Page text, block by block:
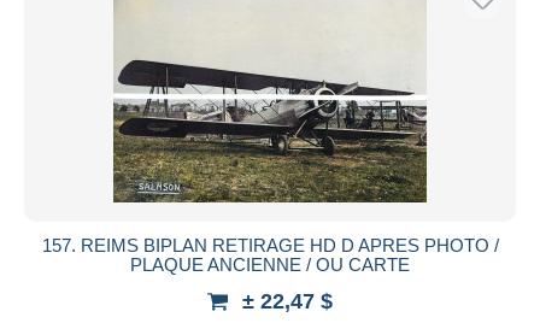
157. REIMS BIPLAN RETIRAGE HD D APRES PHOTO /
PLAQUE ANCIENNE / OU CARTE
± 22,47 $